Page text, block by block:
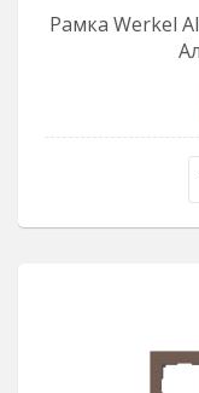
Рамка Werkel